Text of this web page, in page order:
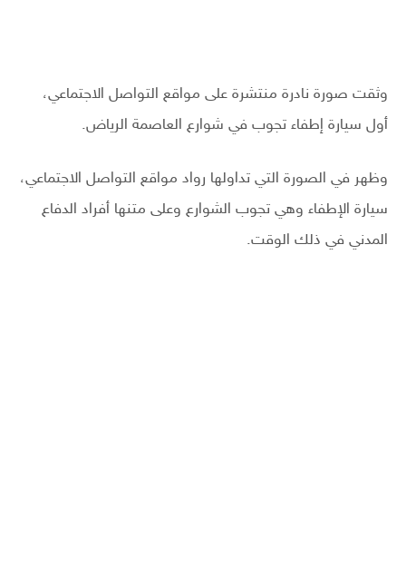
وثقت صورة نادرة منتشرة على مواقع التواصل الاجتماعي،
أول سيارة إطفاء تجوب في شوارع العاصمة الرياض.
وظهر في الصورة التي تداولها رواد مواقع التواصل الاجتماعي،
سيارة الإطفاء وهي تجوب الشوارع وعلى متنها أفراد الدفاع
المدني في ذلك الوقت.